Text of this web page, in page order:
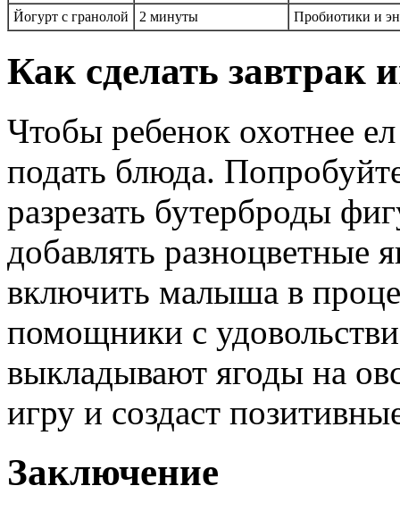
Йогурт с гранолой
2 минуты Пробиотики и
Как сделать завтрак
Чтобы ребенок охотнее
подать блюда.
разрезать бутерброды
добавлять
включить малыша в
помощники с
выкладывают ягоды на
игру и создаст
Заключение